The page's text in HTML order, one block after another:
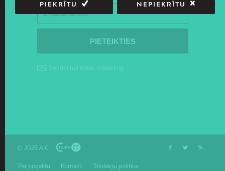
© 2026 AIC
Par projektu Kontakti Sīkdatņu politika
PIEKRĪTU NEPIEKRĪTU